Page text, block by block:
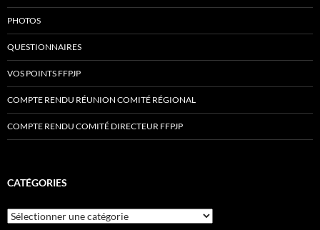
PHOTOS
QUESTIONNAIRES
VOS POINTS FFPJP
COMPTE RENDU RÉUNION COMITÉ RÉGIONAL
COMPTE RENDU COMITÉ DIRECTEUR FFPJP
CATÉGORIES
Catégories